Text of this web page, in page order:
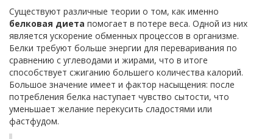
Существуют различные теории о том, как именно
белковая диета помогает в потере веса. Одной из них
является ускорение обменных процессов в организме.
Белки требуют больше энергии для переваривания по
сравнению с углеводами и жирами, что в итоге
способствует сжиганию большего количества калорий.
Большое значение имеет и фактор насыщения: после
потребления белка наступает чувство сытости, что
уменьшает желание перекусить сладостями или
фастфудом.